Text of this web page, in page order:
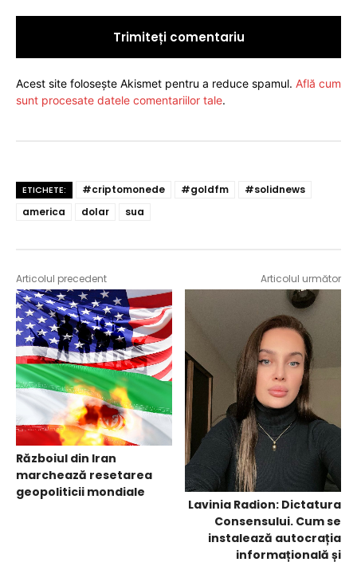
Acest site folosește Akismet pentru a reduce spamul. Află cum
sunt procesate datele comentariilor tale.
ETICHETE: #criptomonede #goldfm
#solidnews
america
dolar sua
Articolul precedent
Războiul din Iran
marchează resetarea
geopoliticii mondiale
Articolul următor
Lavinia Radion: Dictatura
Consensului. Cum se
instalează autocrația
informațională și